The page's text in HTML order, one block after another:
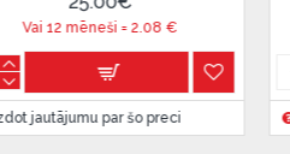
piegādes noteikumiem,
3.33€
šo preci Uzdot